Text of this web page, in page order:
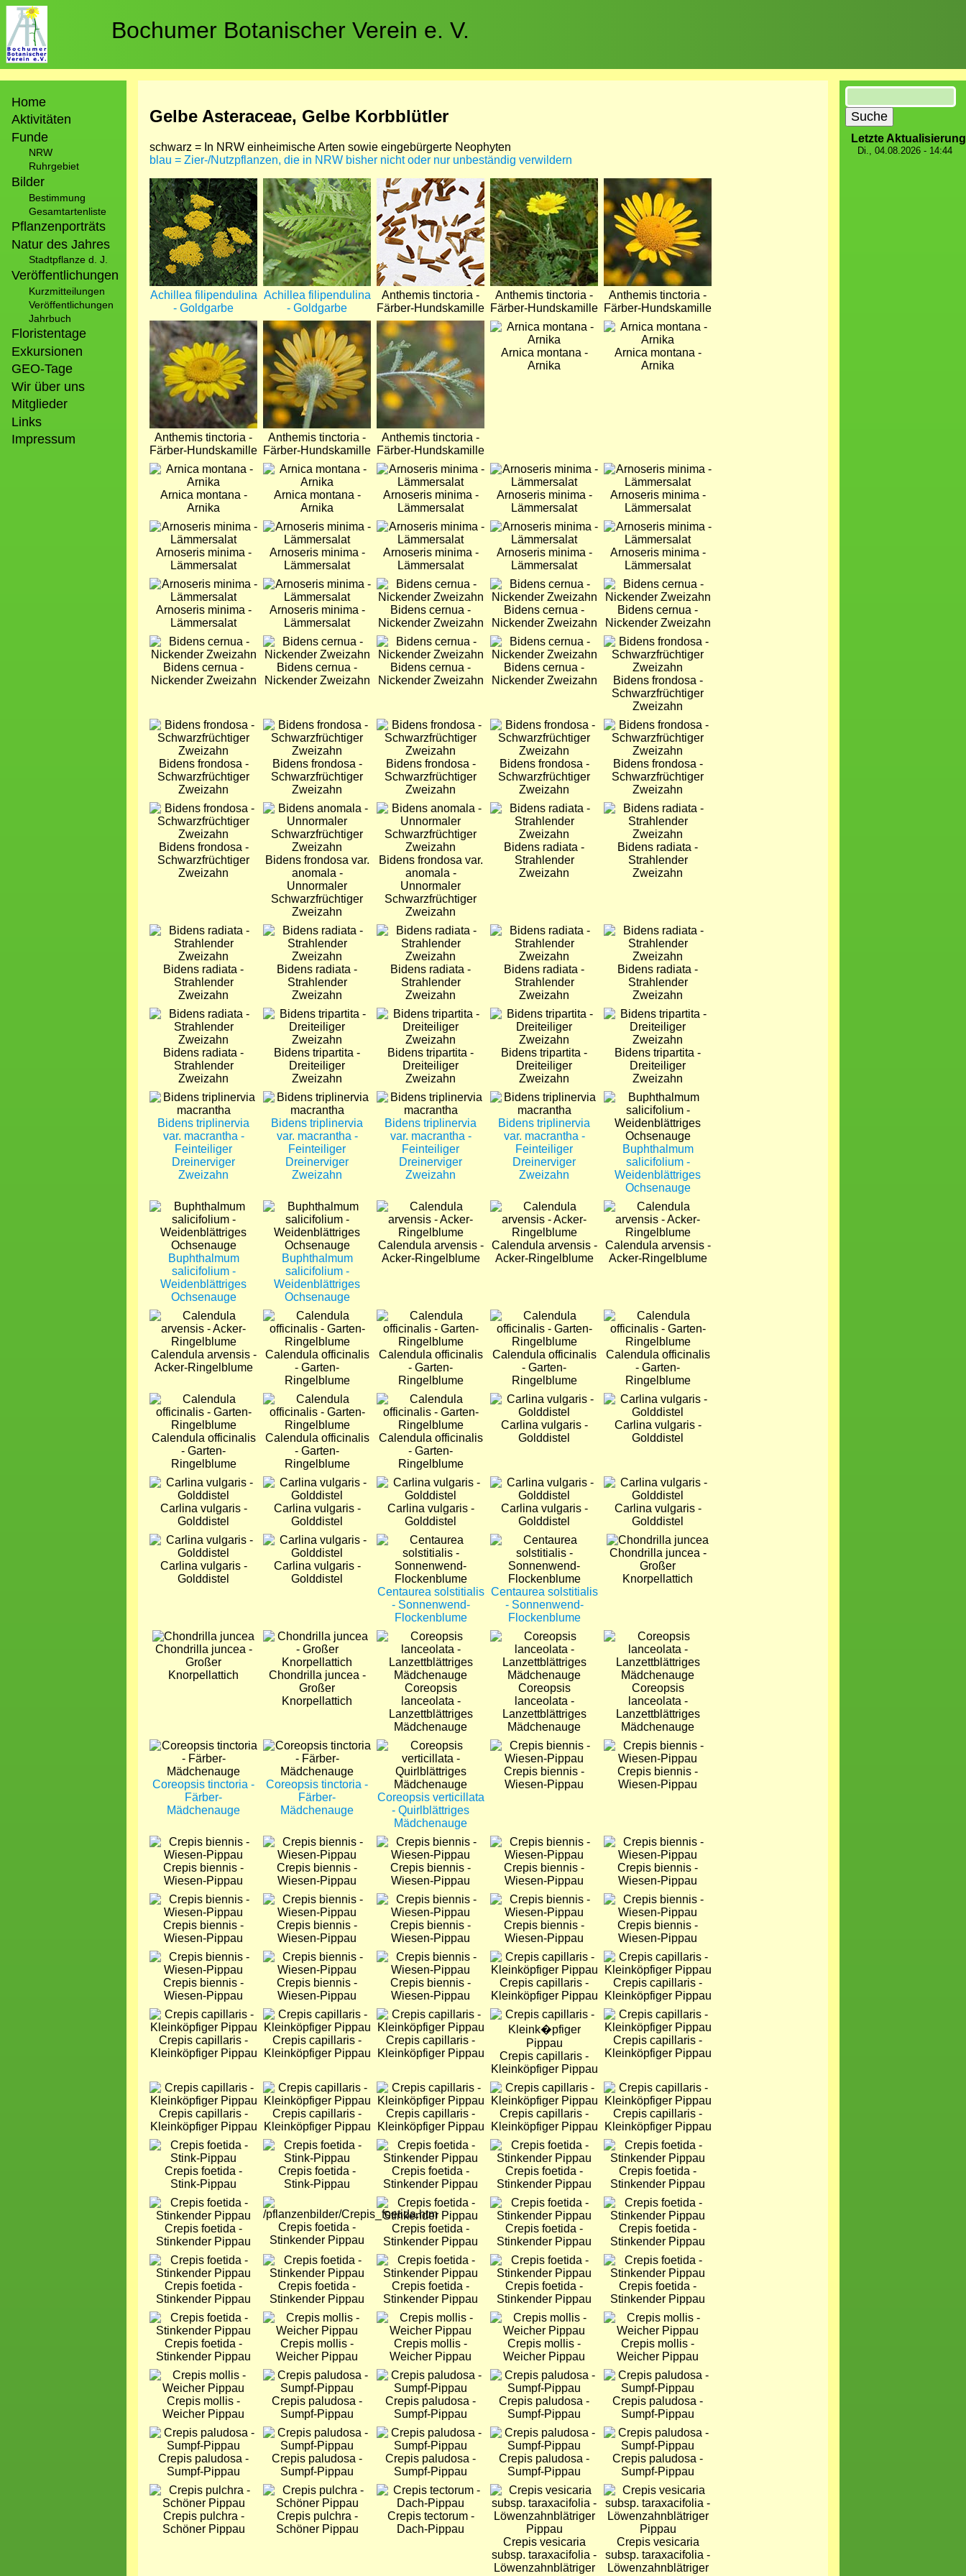
Direkt
zum
Inhalt
Bochumer Botanischer Verein e. V.
Home
Aktivitäten
Funde
NRW
Ruhrgebiet
Bilder
Bestimmung
Gesamtartenliste
Pflanzenporträts
Natur des Jahres
Stadtpflanze d. J.
Veröffentlichungen
Kurzmitteilungen
Veröffentlichungen
Jahrbuch
Floristentage
Exkursionen
GEO-Tage
Wir über uns
Mitglieder
Links
Impressum
Gelbe Asteraceae, Gelbe Korbblütler
schwarz = In NRW einheimische Arten sowie eingebürgerte Neophyten
blau = Zier-/Nutzpflanzen, die in NRW bisher nicht oder nur unbeständig verwildern
Bild
Achillea filipendulina
- Goldgarbe
Bild
Achillea filipendulina
- Goldgarbe
Bild
Anthemis tinctoria -
Färber-Hundskamille
Bild
Anthemis tinctoria -
Färber-Hundskamille
Bild
Anthemis tinctoria -
Färber-Hundskamille
Bild
Anthemis tinctoria -
Färber-Hundskamille
Bild
Anthemis tinctoria -
Färber-Hundskamille
Bild
Anthemis tinctoria -
Färber-Hundskamille
Bild
Arnica montana -
Arnika
Bild
Arnica montana -
Arnika
Bild
Arnica montana -
Arnika
Bild
Arnica montana -
Arnika
Bild
Arnoseris minima -
Lämmersalat
Bild
Arnoseris minima -
Lämmersalat
Bild
Arnoseris minima -
Lämmersalat
Bild
Arnoseris minima -
Lämmersalat
Bild
Arnoseris minima -
Lämmersalat
Bild
Arnoseris minima -
Lämmersalat
Bild
Arnoseris minima -
Lämmersalat
Bild
Arnoseris minima -
Lämmersalat
Bild
Arnoseris minima -
Lämmersalat
Bild
Arnoseris minima -
Lämmersalat
Bild
Bidens cernua -
Nickender Zweizahn
Bild
Bidens cernua -
Nickender Zweizahn
Bild
Bidens cernua -
Nickender Zweizahn
Bild
Bidens cernua -
Nickender Zweizahn
Bild
Bidens cernua -
Nickender Zweizahn
Bild
Bidens cernua -
Nickender Zweizahn
Bild
Bidens cernua -
Nickender Zweizahn
Bild
Bidens frondosa -
Schwarzfrüchtiger
Zweizahn
Bild
Bidens frondosa -
Schwarzfrüchtiger
Zweizahn
Bild
Bidens frondosa -
Schwarzfrüchtiger
Zweizahn
Bild
Bidens frondosa -
Schwarzfrüchtiger
Zweizahn
Bild
Bidens frondosa -
Schwarzfrüchtiger
Zweizahn
Bild
Bidens frondosa -
Schwarzfrüchtiger
Zweizahn
Bild
Bidens frondosa -
Schwarzfrüchtiger
Zweizahn
Bild
Bidens frondosa var.
anomala -
Unnormaler
Schwarzfrüchtiger
Zweizahn
Bild
Bidens frondosa var.
anomala -
Unnormaler
Schwarzfrüchtiger
Zweizahn
Bild
Bidens radiata -
Strahlender
Zweizahn
Bild
Bidens radiata -
Strahlender
Zweizahn
Bild
Bidens radiata -
Strahlender
Zweizahn
Bild
Bidens radiata -
Strahlender
Zweizahn
Bild
Bidens radiata -
Strahlender
Zweizahn
Bild
Bidens radiata -
Strahlender
Zweizahn
Bild
Bidens radiata -
Strahlender
Zweizahn
Bild
Bidens radiata -
Strahlender
Zweizahn
Bild
Bidens tripartita -
Dreiteiliger
Zweizahn
Bild
Bidens tripartita -
Dreiteiliger
Zweizahn
Bild
Bidens tripartita -
Dreiteiliger
Zweizahn
Bild
Bidens tripartita -
Dreiteiliger
Zweizahn
Bild
Bidens triplinervia
var. macrantha -
Feinteiliger
Dreinerviger
Zweizahn
Bild
Bidens triplinervia
var. macrantha -
Feinteiliger
Dreinerviger
Zweizahn
Bild
Bidens triplinervia
var. macrantha -
Feinteiliger
Dreinerviger
Zweizahn
Bild
Bidens triplinervia
var. macrantha -
Feinteiliger
Dreinerviger
Zweizahn
Bild
Buphthalmum
salicifolium -
Weidenblättriges
Ochsenauge
Bild
Buphthalmum
salicifolium -
Weidenblättriges
Ochsenauge
Bild
Buphthalmum
salicifolium -
Weidenblättriges
Ochsenauge
Bild
Calendula arvensis -
Acker-Ringelblume
Bild
Calendula arvensis -
Acker-Ringelblume
Bild
Calendula arvensis -
Acker-Ringelblume
Bild
Calendula arvensis -
Acker-Ringelblume
Bild
Calendula officinalis
- Garten-
Ringelblume
Bild
Calendula officinalis
- Garten-
Ringelblume
Bild
Calendula officinalis
- Garten-
Ringelblume
Bild
Calendula officinalis
- Garten-
Ringelblume
Bild
Calendula officinalis
- Garten-
Ringelblume
Bild
Calendula officinalis
- Garten-
Ringelblume
Bild
Calendula officinalis
- Garten-
Ringelblume
Bild
Carlina vulgaris -
Golddistel
Bild
Carlina vulgaris -
Golddistel
Bild
Carlina vulgaris -
Golddistel
Bild
Carlina vulgaris -
Golddistel
Bild
Carlina vulgaris -
Golddistel
Bild
Carlina vulgaris -
Golddistel
Bild
Carlina vulgaris -
Golddistel
Bild
Carlina vulgaris -
Golddistel
Bild
Carlina vulgaris -
Golddistel
Bild
Centaurea solstitialis
- Sonnenwend-
Flockenblume
Bild
Centaurea solstitialis
- Sonnenwend-
Flockenblume
Bild
Chondrilla juncea -
Großer
Knorpellattich
Bild
Chondrilla juncea -
Großer
Knorpellattich
Bild
Chondrilla juncea -
Großer
Knorpellattich
Bild
Coreopsis
lanceolata -
Lanzettblättriges
Mädchenauge
Bild
Coreopsis
lanceolata -
Lanzettblättriges
Mädchenauge
Bild
Coreopsis
lanceolata -
Lanzettblättriges
Mädchenauge
Bild
Coreopsis tinctoria -
Färber-
Mädchenauge
Bild
Coreopsis tinctoria -
Färber-
Mädchenauge
Bild
Coreopsis verticillata
- Quirlblättriges
Mädchenauge
Bild
Crepis biennis -
Wiesen-Pippau
Bild
Crepis biennis -
Wiesen-Pippau
Bild
Crepis biennis -
Wiesen-Pippau
Bild
Crepis biennis -
Wiesen-Pippau
Bild
Crepis biennis -
Wiesen-Pippau
Bild
Crepis biennis -
Wiesen-Pippau
Bild
Crepis biennis -
Wiesen-Pippau
Bild
Crepis biennis -
Wiesen-Pippau
Bild
Crepis biennis -
Wiesen-Pippau
Bild
Crepis biennis -
Wiesen-Pippau
Bild
Crepis biennis -
Wiesen-Pippau
Bild
Crepis biennis -
Wiesen-Pippau
Bild
Crepis biennis -
Wiesen-Pippau
Bild
Crepis biennis -
Wiesen-Pippau
Bild
Crepis biennis -
Wiesen-Pippau
Bild
Crepis capillaris -
Kleinköpfiger Pippau
Bild
Crepis capillaris -
Kleinköpfiger Pippau
Bild
Crepis capillaris -
Kleinköpfiger Pippau
Bild
Crepis capillaris -
Kleinköpfiger Pippau
Bild
Crepis capillaris -
Kleinköpfiger Pippau
Bild
Crepis capillaris -
Kleinköpfiger Pippau
Bild
Crepis capillaris -
Kleinköpfiger Pippau
Bild
Crepis capillaris -
Kleinköpfiger Pippau
Bild
Crepis capillaris -
Kleinköpfiger Pippau
Bild
Crepis capillaris -
Kleinköpfiger Pippau
Bild
Crepis capillaris -
Kleinköpfiger Pippau
Bild
Crepis capillaris -
Kleinköpfiger Pippau
Bild
Crepis foetida -
Stink-Pippau
Bild
Crepis foetida -
Stink-Pippau
Bild
Crepis foetida -
Stinkender Pippau
Bild
Crepis foetida -
Stinkender Pippau
Bild
Crepis foetida -
Stinkender Pippau
Bild
Crepis foetida -
Stinkender Pippau
Bild
Crepis foetida -
Stinkender Pippau
Bild
Crepis foetida -
Stinkender Pippau
Bild
Crepis foetida -
Stinkender Pippau
Bild
Crepis foetida -
Stinkender Pippau
Bild
Crepis foetida -
Stinkender Pippau
Bild
Crepis foetida -
Stinkender Pippau
Bild
Crepis foetida -
Stinkender Pippau
Bild
Crepis foetida -
Stinkender Pippau
Bild
Crepis foetida -
Stinkender Pippau
Bild
Crepis foetida -
Stinkender Pippau
Bild
Crepis mollis -
Weicher Pippau
Bild
Crepis mollis -
Weicher Pippau
Bild
Crepis mollis -
Weicher Pippau
Bild
Crepis mollis -
Weicher Pippau
Bild
Crepis mollis -
Weicher Pippau
Bild
Crepis paludosa -
Sumpf-Pippau
Bild
Crepis paludosa -
Sumpf-Pippau
Bild
Crepis paludosa -
Sumpf-Pippau
Bild
Crepis paludosa -
Sumpf-Pippau
Bild
Crepis paludosa -
Sumpf-Pippau
Bild
Crepis paludosa -
Sumpf-Pippau
Bild
Crepis paludosa -
Sumpf-Pippau
Bild
Crepis paludosa -
Sumpf-Pippau
Bild
Crepis paludosa -
Sumpf-Pippau
Bild
Crepis pulchra -
Schöner Pippau
Bild
Crepis pulchra -
Schöner Pippau
Bild
Crepis tectorum -
Dach-Pippau
Bild
Crepis vesicaria
subsp. taraxacifolia -
Löwenzahnblätriger
Bild
Crepis vesicaria
subsp. taraxacifolia -
Löwenzahnblätriger
Suche
Letzte Aktualisierung
Di., 04.08.2026 - 14:44